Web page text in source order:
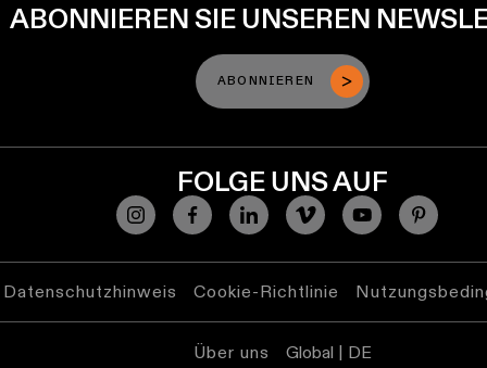
ABONNIEREN SIE UNSEREN
ABONNIEREN
FOLGE UNS AUF
Datenschutzhinweis Cookie-Richtlinie
Über uns Global | DE